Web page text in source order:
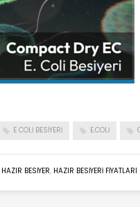
E COLI BESIYERI E.COLI
HAZIR BESIYER, HAZIR BESIYERI FIYATLARI